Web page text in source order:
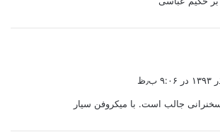
جالب است. با میکروفن سیار